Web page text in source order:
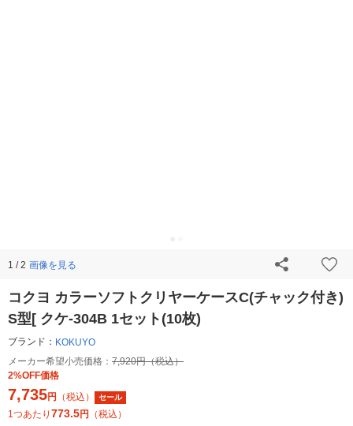
1 / 2 画像を見る
コクヨ カラーソフトクリヤーケースC(チャック付き)
S型[ クケ-304B 1セット(10枚)
ブランド： KOKUYO
メーカー希望小売価格： 7,920円（税込）
2%OFF価格
7,735円 （税込） セール
1つあたり 773.5円 （税込）